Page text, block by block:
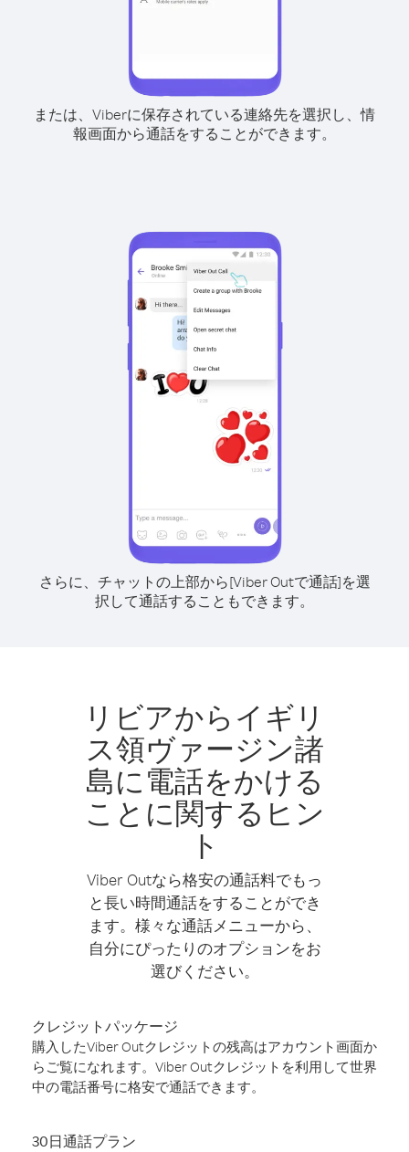
または、Viberに保存されている連絡先を選択し、情
報画面から通話をすることができます。
さらに、チャットの上部から[Viber Outで通話]を選
択して通話することもできます。
リビアからイギリ
ス領ヴァージン諸
島に電話をかける
ことに関するヒン
ト
Viber Outなら格安の通話料でもっ
と長い時間通話をすることができ
ます。様々な通話メニューから、
自分にぴったりのオプションをお
選びください。
クレジットパッケージ
購入したViber Outクレジットの残高はアカウント画面か
らご覧になれます。Viber Outクレジットを利用して世界
中の電話番号に格安で通話できます。
30日通話プラン